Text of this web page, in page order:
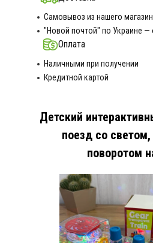
Самовывоз из нашего
"Новой почтой" по Украине —
Оплата
Наличными при получении
Кредитной картой
Детский
поезд со
поворотом